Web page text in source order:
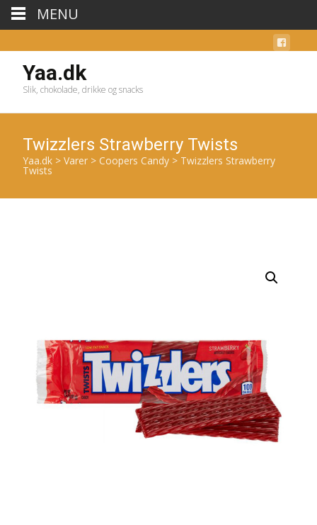
Yaa.dk
Slik, chokolade, drikke og snacks
Twizzlers Strawberry Twists
Yaa.dk > Varer > Coopers Candy > Twizzlers Strawberry
Twists
MENU